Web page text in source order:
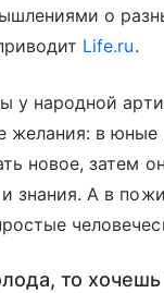
о
Life.ru.
у народной
желания: в юные
новое, затем
знания. А в
то хочешь